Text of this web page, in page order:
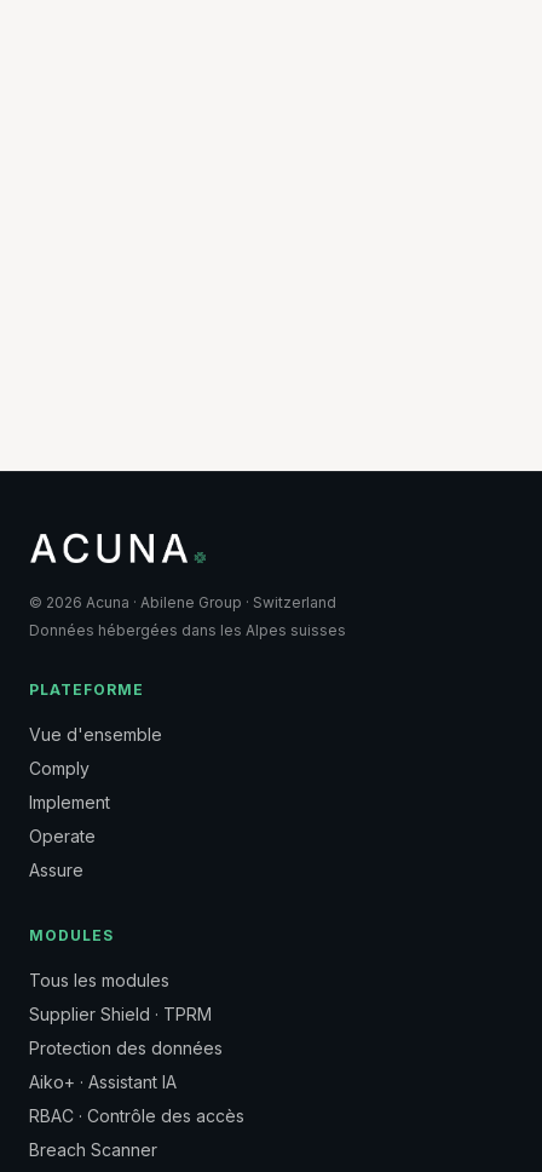
© 2026 Acuna · Abilene Group · Switzerland
Données hébergées dans les Alpes suisses
PLATEFORME
Vue d'ensemble
Comply
Implement
Operate
Assure
MODULES
Tous les modules
Supplier Shield · TPRM
Protection des données
Aiko+ · Assistant IA
RBAC · Contrôle des accès
Breach Scanner